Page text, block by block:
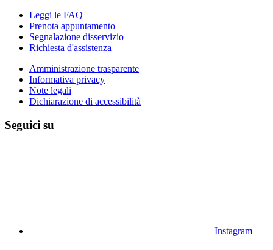
Leggi le FAQ
Prenota appuntamento
Segnalazione disservizio
Richiesta d'assistenza
Amministrazione trasparente
Informativa privacy
Note legali
Dichiarazione di accessibilità
Seguici su
Instagram